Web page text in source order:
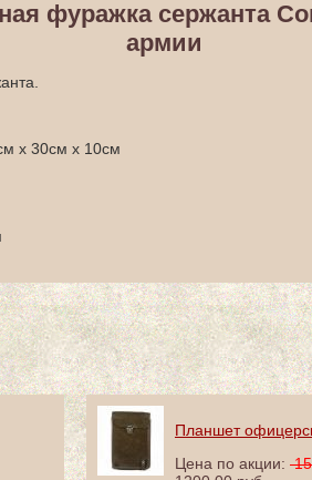
фуражка сержанта
армии
x 30см x 10см
Планшет
Цена по акции: